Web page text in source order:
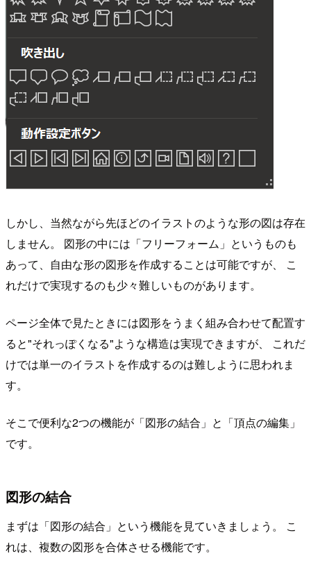
しかし、当然ながら先ほどのイラストのような形の図は存在
しません。 図形の中には「フリーフォーム」というものも
あって、自由な形の図形を作成することは可能ですが、 こ
れだけで実現するのも少々難しいものがあります。
ページ全体で見たときには図形をうまく組み合わせて配置す
ると"それっぽくなる"ような構造は実現できますが、 これだ
けでは単一のイラストを作成するのは難しように思われま
す。
そこで便利な2つの機能が「図形の結合」と「頂点の編集」
です。
図形の結合
まずは「図形の結合」という機能を見ていきましょう。 こ
れは、複数の図形を合体させる機能です。